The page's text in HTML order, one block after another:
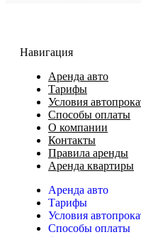
Навигация
Аренда авто
Тарифы
Условия
Способы оплаты
О компании
Контакты
Правила аренды
Аренда квартиры
Аренда авто
Тарифы
Условия
Способы оплаты